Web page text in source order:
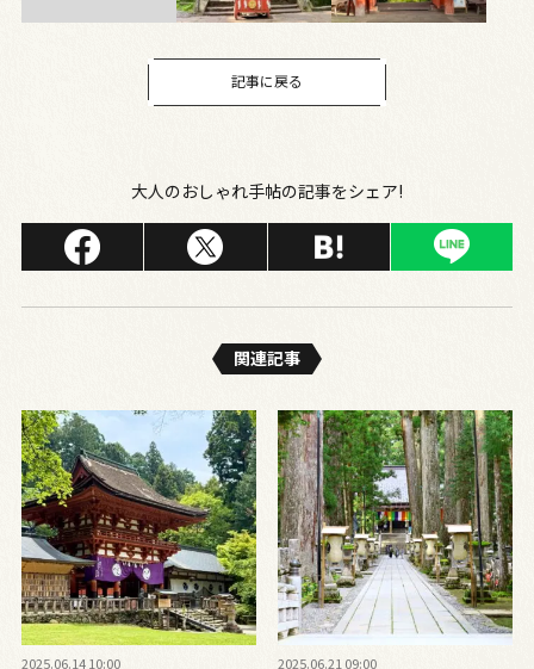
記事に戻る
大人のおしゃれ手帖の記事をシェア!
関連記事
2025.06.14 10:00 2025.06.21 09:00